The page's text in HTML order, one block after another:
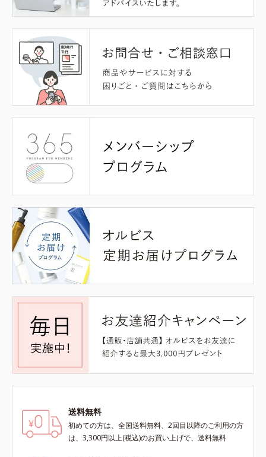
送料無料
初めての方は、全国送料無料、2回目以降のご利用の方
は、3,300円以上(税込)のお買い上げで、送料無料